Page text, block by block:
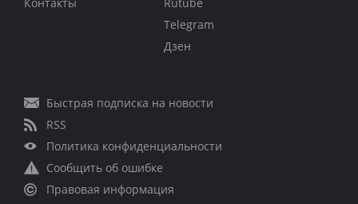
Telegram
Дзен
Быстрая подписка на новости
RSS
Политика конфиденциальности
Сообщить об ошибке
Правовая информация